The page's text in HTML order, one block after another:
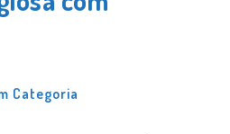
Categoria